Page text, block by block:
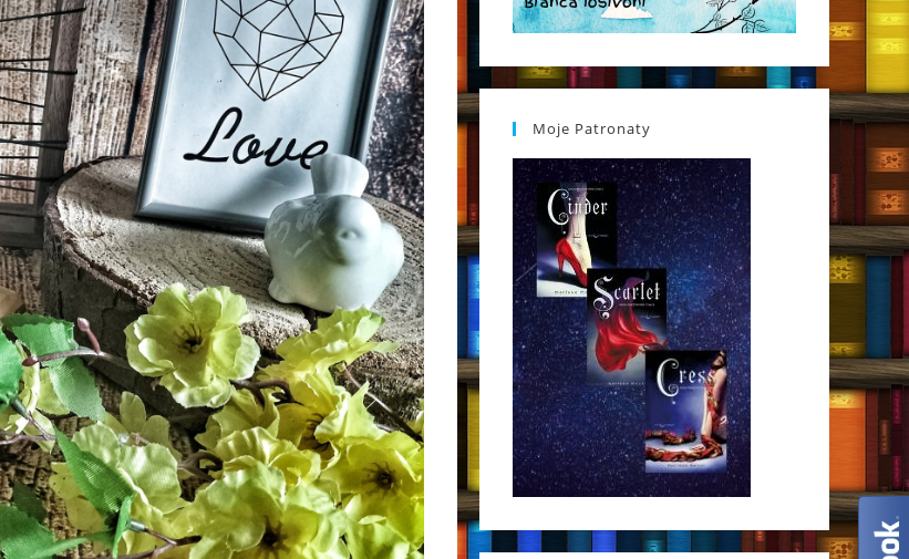
Moje Patronaty